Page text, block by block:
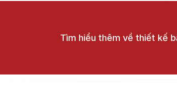
Tìm hiểu thêm về thiết kế